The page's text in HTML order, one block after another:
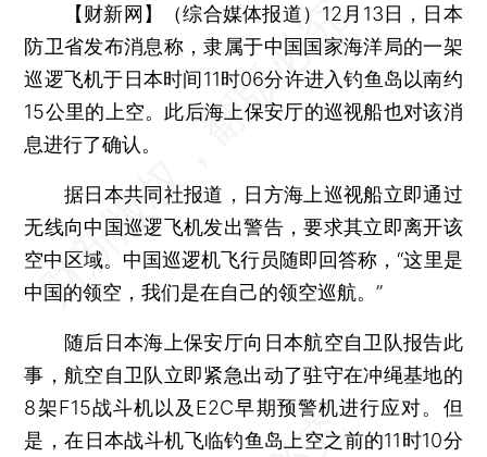
【财新网】（综合媒体报道） 12月13日，日本
防卫省发布消息称，隶属于中国国家海洋局的一架
巡逻飞机于日本时间11时06分许进入钓鱼岛以南约
15公里的上空。此后海上保安厅的巡视船也对该消
息进行了确认。
据日本共同社报道，日方海上巡视船立即通过
无线向中国巡逻飞机发出警告，要求其立即离开该
空中区域。中国巡逻机飞行员随即回答称，“这里是
中国的领空，我们是在自己的领空巡航。”
随后日本海上保安厅向日本航空自卫队报告此
事，航空自卫队立即紧急出动了驻守在冲绳基地的
8架F15战斗机以及E2C早期预警机进行应对。但
是，在日本战斗机飞临钓鱼岛上空之前的11时10分